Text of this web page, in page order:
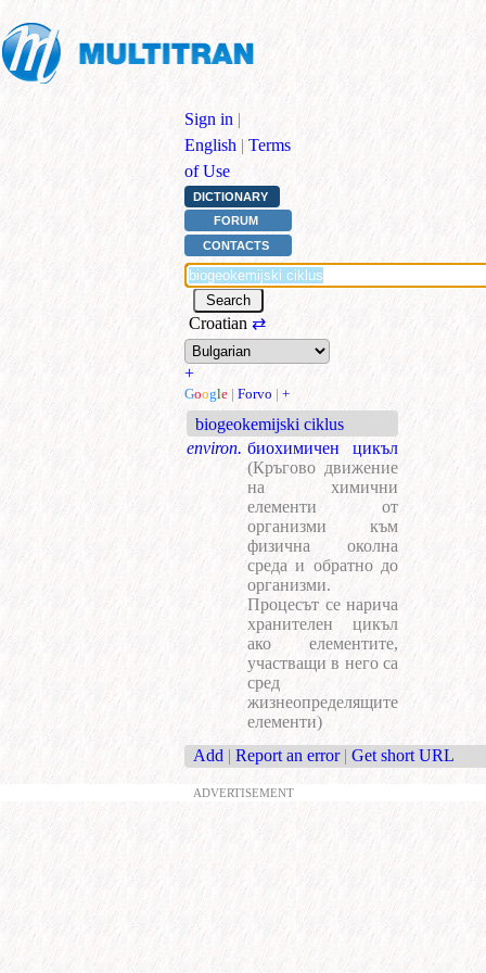
Sign in |
English | Terms
of Use
DICTIONARY
FORUM
CONTACTS
Croatian ⇄
+
Google | Forvo | +
biogeokemijski ciklus
environ. биохимичен цикъл
(Кръгово движение
на химични
елементи от
организми към
физична околна
среда и обратно до
организми.
Процесът се нарича
хранителен цикъл
ако елементите,
участващи в него са
сред
жизнеопределящите
елементи)
Add | Report an error | Get short URL
ADVERTISEMENT